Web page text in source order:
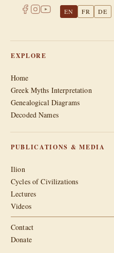
EN FR DE
EXPLORE
Home
Greek Myths Interpretation
Genealogical Diagrams
Decoded Names
PUBLICATIONS & MEDIA
Ilion
Cycles of Civilizations
Lectures
Videos
Contact
Donate